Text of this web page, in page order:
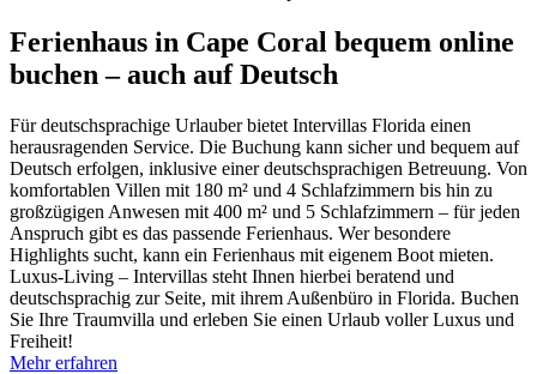
Ferienhaus in Cape Coral bequem online
buchen – auch auf Deutsch
Für deutschsprachige Urlauber bietet Intervillas Florida einen
herausragenden Service. Die Buchung kann sicher und bequem auf
Deutsch erfolgen, inklusive einer deutschsprachigen Betreuung. Von
komfortablen Villen mit 180 m² und 4 Schlafzimmern bis hin zu
großzügigen Anwesen mit 400 m² und 5 Schlafzimmern – für jeden
Anspruch gibt es das passende Ferienhaus. Wer besondere
Highlights sucht, kann ein Ferienhaus mit eigenem Boot mieten.
Luxus-Living – Intervillas steht Ihnen hierbei beratend und
deutschsprachig zur Seite, mit ihrem Außenbüro in Florida. Buchen
Sie Ihre Traumvilla und erleben Sie einen Urlaub voller Luxus und
Freiheit!
Mehr erfahren